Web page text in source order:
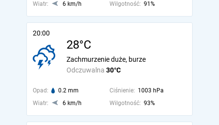
Wiatr:
6 km/h Wilgotność: 91%
20:00
28°C
Odczuwalna 30°C
Zachmurzenie duże, burze
Opad: 0.2 mm Ciśnienie: 1003 hPa
Wiatr:
6 km/h Wilgotność: 93%